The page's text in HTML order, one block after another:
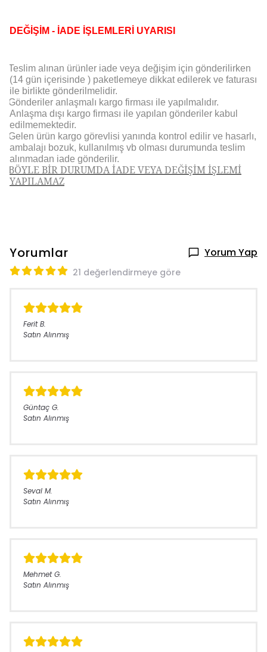
DEĞİŞİM - İADE İŞLEMLERİ UYARISI
Teslim alınan ürünler iade veya değişim için gönderilirken
(14 gün içerisinde ) paketlemeye dikkat edilerek ve faturası
ile birlikte gönderilmelidir.
Gönderiler anlaşmalı kargo firması ile yapılmalıdır.
Anlaşma dışı kargo firması ile yapılan gönderiler kabul
edilmemektedir.
Gelen ürün kargo görevlisi yanında kontrol edilir ve hasarlı,
ambalajı bozuk, kullanılmış vb olması durumunda teslim
alınmadan iade gönderilir.
BÖYLE BİR DURUMDA İADE VEYA DEĞİŞİM İŞLEMİ
YAPILAMAZ
Yorumlar Yorum Yap
21 değerlendirmeye göre
Ferit B.
Satın Alınmış
Güntaç G.
Satın Alınmış
Seval M.
Satın Alınmış
Mehmet G.
Satın Alınmış